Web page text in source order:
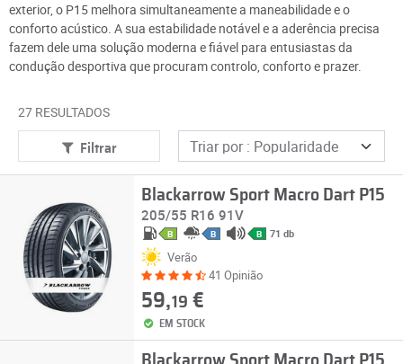
exterior, o P15 melhora simultaneamente a maneabilidade e o
conforto acústico. A sua estabilidade notável e a aderência precisa
fazem dele uma solução moderna e fiável para entusiastas da
condução desportiva que procuram controlo, conforto e prazer.
27 RESULTADOS
Filtrar
Blackarrow Sport Macro Dart P15
205/55 R16 91V
B B B 71 db
Verão
41 Opinião
59,19 €
EM STOCK
Blackarrow Sport Macro Dart P15